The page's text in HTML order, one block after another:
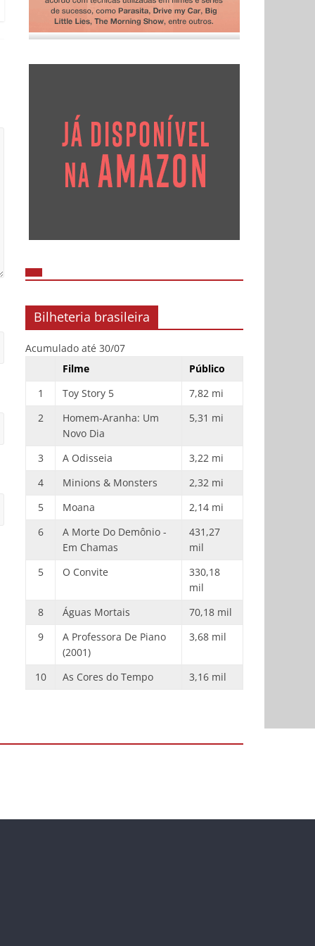
Bilheteria brasileira
Acumulado até 30/07
Filme
Público
1
Toy Story 5
7,82 mi
2
Homem-Aranha: Um
Novo Dia
5,31 mi
3 A Odisseia
3,22 mi
4
Minions & Monsters
2,32 mi
5
Moana
2,14 mi
6
A Morte Do Demônio -
Em Chamas
431,27
mil
5
O Convite
330,18
mil
8
Águas Mortais
70,18 mil
9
A Professora De Piano
(2001)
3,68 mil
10 As Cores do Tempo 3,16 mil